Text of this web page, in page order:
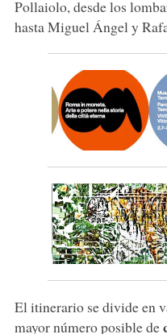
Pollaiolo, desde los
hasta Miguel Ángel y
El itinerario se divide en
mayor número posible de